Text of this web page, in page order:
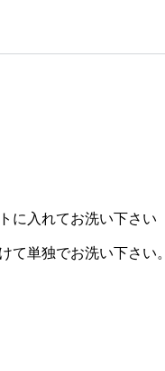
に入れてお洗い下さい
て単独でお洗い下さい。